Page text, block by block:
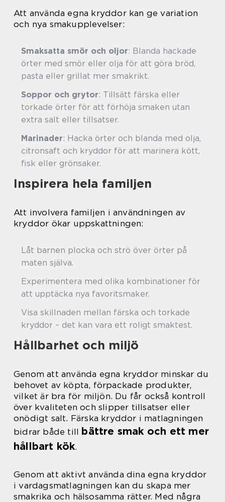
Att använda egna kryddor kan ge variation
och nya smakupplevelser:
Smaksatta smör och oljor: Blanda hackade
örter med smör eller olja för att göra bröd,
pasta eller grillat mer smakrikt.
Soppor och grytor: Tillsätt färska eller
torkade örter för att förhöja smaken utan
extra salt eller tillsatser.
Marinader: Hacka örter och blanda med olja,
citronsaft och kryddor för att marinera kött,
fisk eller grönsaker.
Inspirera hela familjen
Att involvera familjen i användningen av
kryddor ökar uppskattningen:
Låt barnen plocka och strö över örter på
maten själva.
Experimentera med olika kombinationer för
att upptäcka nya favoritsmaker.
Visa skillnaden mellan färska och torkade
kryddor – det kan vara ett roligt smaktest.
Hållbarhet och miljö
Genom att använda egna kryddor minskar du
behovet av köpta, förpackade produkter,
vilket är bra för miljön. Du får också kontroll
över kvaliteten och slipper tillsatser eller
onödigt salt. Färska kryddor i matlagningen
bidrar både till bättre smak och ett mer
hållbart kök.
Genom att aktivt använda dina egna kryddor
i vardagsmatlagningen kan du skapa mer
smakrika och hälsosamma rätter. Med några